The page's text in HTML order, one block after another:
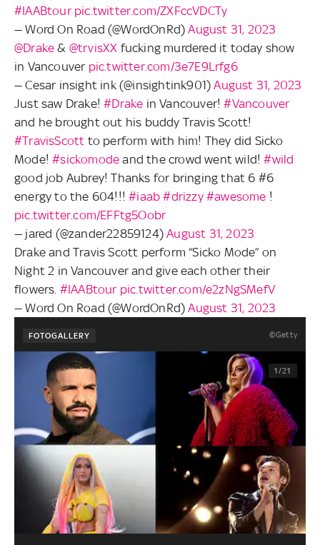
#IAABtour pic.twitter.com/ZXFccVDCTy
— Word On Road (@WordOnRd)August 31, 2023
@Drake & @trvisXX fucking murdered it today show
in Vancouver pic.twitter.com/3e7E9Lrfg6
— Cesar insight ink (@insightink901)August 31, 2023
Just saw Drake!#Drake in Vancouver!#Vancouver
and he brought out his buddy Travis Scott!
#TravisScott to perform with him! They did Sicko
Mode!#sickomode and the crowd went wild!#wild
good job Aubrey! Thanks for bringing that 6 #6
energy to the 604!!!#iaab #drizzy #awesome !
pic.twitter.com/EFFtg5Oobr
— jared (@zander22859124)August 31, 2023
Drake and Travis Scott perform “Sicko Mode” on
Night 2 in Vancouver and give each other their
flowers. #IAABtour pic.twitter.com/e2zNgSMefV
— Word On Road (@WordOnRd)August 31, 2023
FOTOGALLERY ©Getty
1/21